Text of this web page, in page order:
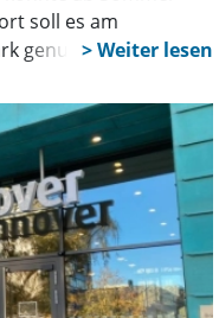
soll es am
genutzten Radroute
sich hier mehr
Stadtmöbel und